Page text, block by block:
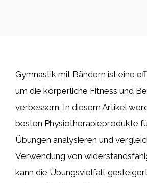
Gymnastik mit Bändern ist eine
um die körperliche Fitness und
verbessern. In diesem Artikel
besten Physiotherapieprodukte
Übungen analysieren und
Verwendung von
kann die Übungsvielfalt